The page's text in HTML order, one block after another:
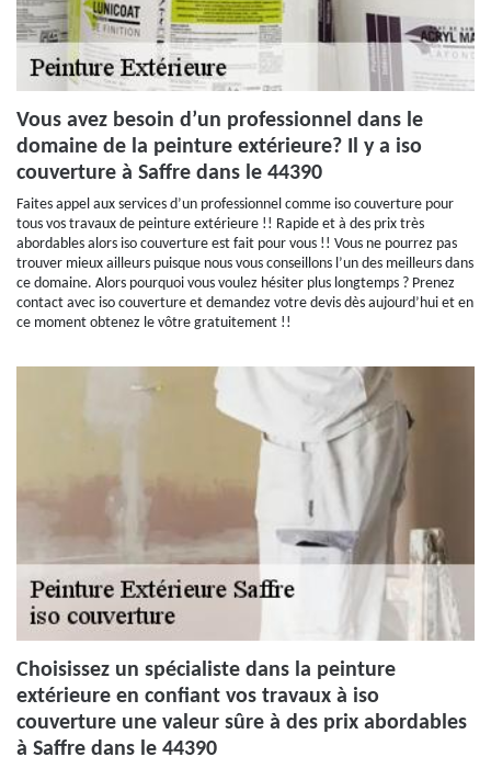
Vous avez besoin d’un professionnel dans le
domaine de la peinture extérieure? Il y a iso
couverture à Saffre dans le 44390
Faites appel aux services d’un professionnel comme iso couverture pour
tous vos travaux de peinture extérieure !! Rapide et à des prix très
abordables alors iso couverture est fait pour vous !! Vous ne pourrez pas
trouver mieux ailleurs puisque nous vous conseillons l’un des meilleurs dans
ce domaine. Alors pourquoi vous voulez hésiter plus longtemps ? Prenez
contact avec iso couverture et demandez votre devis dès aujourd’hui et en
ce moment obtenez le vôtre gratuitement !!
Choisissez un spécialiste dans la peinture
extérieure en confiant vos travaux à iso
couverture une valeur sûre à des prix abordables
à Saffre dans le 44390